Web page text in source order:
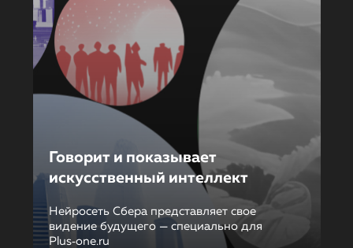
Говорит и показывает
искусственный интеллект
Нейросеть Сбера представляет свое
видение будущего — специально для
Plus‑one.ru